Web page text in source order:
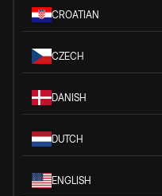
CROATIAN
CZECH
DANISH
DUTCH
ENGLISH